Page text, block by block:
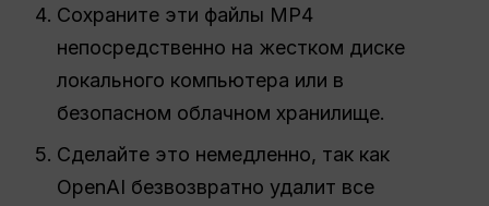
Сохраните эти файлы MP4
непосредственно на жестком диске
локального компьютера или в
безопасном облачном хранилище.
Сделайте это немедленно, так как
OpenAI безвозвратно удалит все